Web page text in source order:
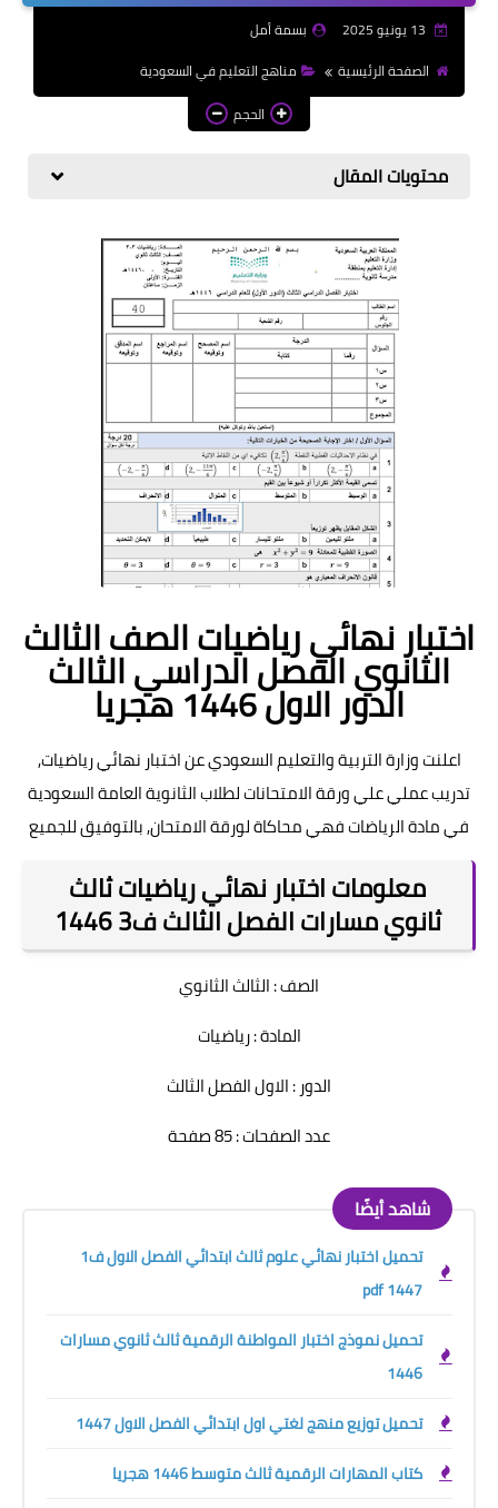
كتب المرحلة الابتدائي
بسمة أمل
الصفحة الرئيسية
مناهج التعليم في السعودية
الحجم
محتويات المقال
اختبار نهائي رياضيات الصف الثالث
الثانوي الفصل الدراسي الثالث
الدور الاول 1446 هجريا
اعلنت وزارة التربية والتعليم السعودي عن اختبار نهائي رياضيات,
تدريب عملي علي ورقة الامتحانات لطلاب الثانوية العامة السعودية
في مادة الرياضات فهي محاكاة لورقة الامتحان, بالتوفيق للجميع
معلومات اختبار نهائي رياضيات ثالث
ثانوي مسارات الفصل الثالث ف3 1446
الصف : الثالث الثانوي
المادة : رياضيات
الدور : الاول الفصل الثالث
عدد الصفحات : 85 صفحة
شاهد أيضًا
تحميل اختبار نهائي علوم ثالث ابتدائي الفصل الاول ف1
1447 pdf
تحميل نموذج اختبار المواطنة الرقمية ثالث ثانوي مسارات
1446
تحميل توزيع منهج لغتي اول ابتدائي الفصل الاول 1447
كتاب المهارات الرقمية ثالث متوسط 1446 هجريا